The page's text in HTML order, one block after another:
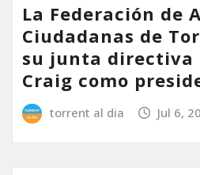
La Federación de
Ciudadanas de
su junta directiva
Craig como
torrent al dia Jul 6,